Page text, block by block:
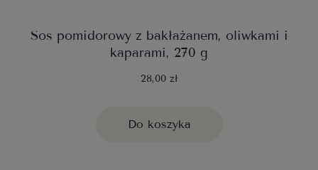
Sos pomidorowy z bakłażanem, oliwkami i
kaparami, 270 g
28,00 zł
Do koszyka